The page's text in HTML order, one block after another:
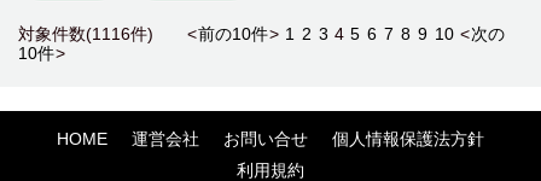
対象件数(1116件) <前の10件> 1 2 3 4 5 6 7 8 9 10 <次の
10件>
HOME 運営会社 お問い合せ
個人情報保護法方針
利用規約